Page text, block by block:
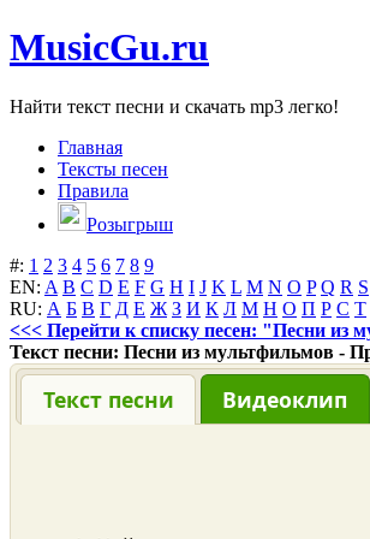
MusicGu.ru
Найти текст песни и скачать mp3 легко!
Главная
Тексты песен
Правила
Розыгрыш
#: 1 2 3 4 5 6 7 8 9
EN: A B C D E F G H I J K L M N O P Q R S
RU: А Б В Г Д Е Ж З И К Л М Н О П Р С Т
<<< Перейти к списку песен: "Песни из
Текст песни: Песни из мультфильмов -
Текст песни Видеоклип